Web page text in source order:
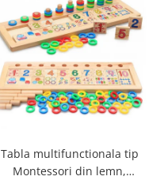
Tabla multifunctionala tip
Montessori din lemn,